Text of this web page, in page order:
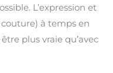
L’expression et
à temps en
plus vraie qu’avec